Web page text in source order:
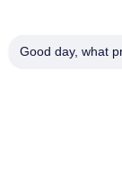
Good day, what